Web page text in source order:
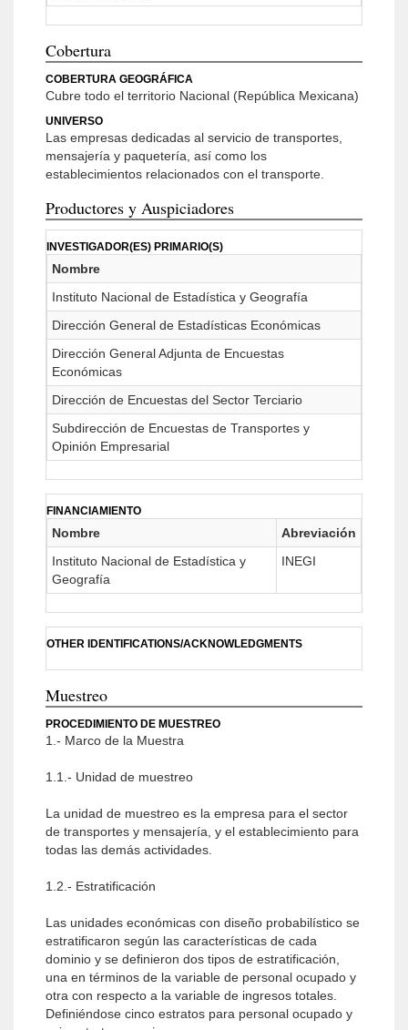
Cobertura
COBERTURA GEOGRÁFICA
Cubre todo el territorio Nacional (República Mexicana)
UNIVERSO
Las empresas dedicadas al servicio de transportes,
mensajería y paquetería, así como los
establecimientos relacionados con el transporte.
Productores y Auspiciadores
INVESTIGADOR(ES) PRIMARIO(S)
Nombre
Instituto Nacional de Estadística y Geografía
Dirección General de Estadísticas Económicas
Dirección General Adjunta de Encuestas
Económicas
Dirección de Encuestas del Sector Terciario
Subdirección de Encuestas de Transportes y
Opinión Empresarial
FINANCIAMIENTO
Nombre
Abreviación
Instituto Nacional de Estadística y
Geografía
INEGI
OTHER IDENTIFICATIONS/ACKNOWLEDGMENTS
Muestreo
PROCEDIMIENTO DE MUESTREO
1.- Marco de la Muestra
1.1.- Unidad de muestreo
La unidad de muestreo es la empresa para el sector
de transportes y mensajería, y el establecimiento para
todas las demás actividades.
1.2.- Estratificación
Las unidades económicas con diseño probabilístico se
estratificaron según las características de cada
dominio y se definieron dos tipos de estratificación,
una en términos de la variable de personal ocupado y
otra con respecto a la variable de ingresos totales.
Definiéndose cinco estratos para personal ocupado y